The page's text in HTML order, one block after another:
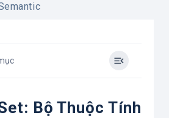
Bộ Thuộc Tính